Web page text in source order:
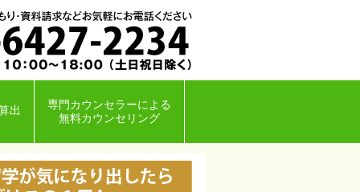
出
専門カウンセラーによる
無料カウンセリング